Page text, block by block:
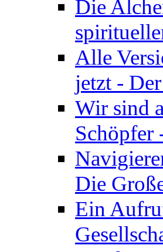
Die
Alle
jetzt -
Wir sind
Schöpfer
Die
Ein